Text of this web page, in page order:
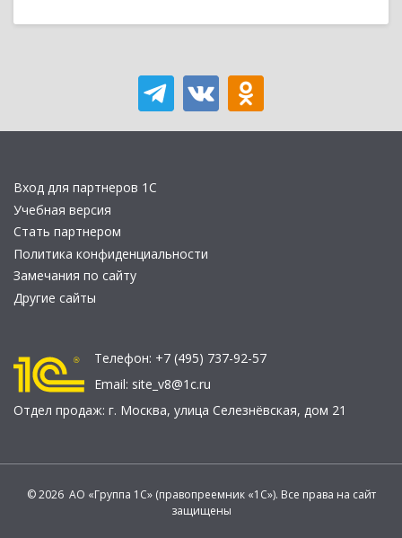
Вход для партнеров 1С
Учебная версия
Стать партнером
Политика конфиденциальности
Замечания по сайту
Другие сайты
Телефон: +7 (495) 737-92-57
Email: site_v8@1c.ru
Отдел продаж: г. Москва, улица Селезнёвская, дом 21
© 2026 АО «Группа 1С» (правопреемник «1С»). Все права на сайт
защищены